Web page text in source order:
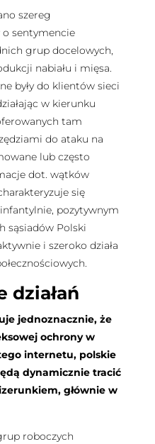
szereg
sentymencie
grup docelowych,
nabiału i mięsa.
były do klientów sieci
w kierunku
tam
do ataku na
lub często
dot. wątków
się
pozytywnym
sąsiadów Polski
i szeroko działa
działań
jednoznacznie, że
ochrony w
internetu, polskie
dynamicznie tracić
głównie w
roboczych